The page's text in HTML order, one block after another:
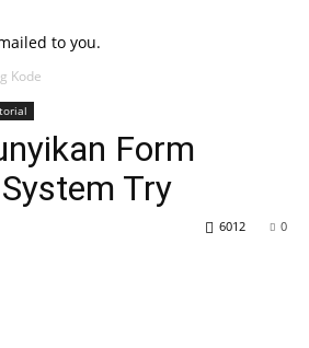
to you.
Kode
Form
Try
0
6012